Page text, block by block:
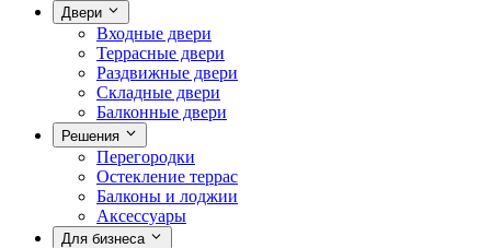
Двери
Входные двери
Террасные двери
Раздвижные двери
Складные двери
Балконные двери
Решения
Перегородки
Остекление террас
Балконы и лоджии
Аксессуары
Для бизнеса